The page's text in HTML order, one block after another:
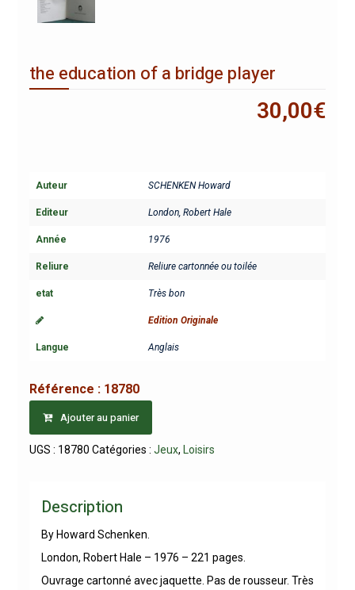
the education of a bridge player
30,00€
Auteur SCHENKEN Howard
Editeur London, Robert Hale
Année 1976
Reliure Reliure cartonnée ou toilée
etat Très bon
Edition Originale
Langue Anglais
Référence : 18780
Ajouter au panier
UGS : 18780 Catégories : Jeux, Loisirs
Description
By Howard Schenken.
London, Robert Hale – 1976 – 221 pages.
Ouvrage cartonné avec jaquette. Pas de rousseur. Très